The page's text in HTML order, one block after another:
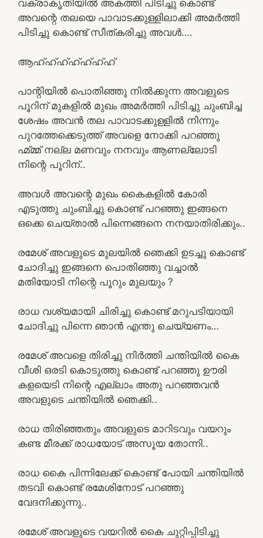
വക്രാകൃതിയിൽ അകത്തി പിടിച്ചു കൊണ്ട്
അവന്റെ തലയെ പാവാടക്കുള്ളിലാക്കി അമർത്തി
പിടിച്ചു കൊണ്ട് സീത്കരിച്ചു അവൾ….
ആഹ്ഹ്ഹ്ഹ്ഹ്ഹ്ഹ്
പാന്റിയിൽ പൊതിഞ്ഞു നിൽക്കുന്ന അവളുടെ
പൂറിന് മുകളിൽ മുഖം അമർത്തി പിടിച്ചു ചുംബിച്ച
ശേഷം അവൻ തല പാവാടക്കുള്ളിൽ നിന്നും
പുറത്തേക്കെടുത്ത് അവളെ നോക്കി പറഞ്ഞു
ഹ്മ്മ്മ് നല്ല മണവും നനവും ആണല്ലോടി
നിന്റെ പൂറിന്..
അവൾ അവന്റെ മുഖം കൈകളിൽ കോരി
എടുത്തു ചുംബിച്ചു കൊണ്ട് പറഞ്ഞു ഇങ്ങനെ
ഒക്കെ ചെയ്താൽ പിന്നെങ്ങനെ നനയാതിരിക്കും..
രമേശ് അവളുടെ മുലയിൽ ഞെക്കി ഉടച്ചു കൊണ്ട്
ചോദിച്ചു ഇങ്ങനെ പൊതിഞ്ഞു വച്ചാൽ
മതിയോടി നിന്റെ പൂറും മുലയും ?
രാധ വശ്യമായി ചിരിച്ചു കൊണ്ട് മറുപടിയായി
ചോദിച്ചു പിന്നെ ഞാൻ എന്തു ചെയ്യണം…
രമേശ് അവളെ തിരിച്ചു നിർത്തി ചന്തിയിൽ കൈ
വീശി ഒരടി കൊടുത്തു കൊണ്ട് പറഞ്ഞു ഊരി
കളയെടി നിന്റെ എല്ലാം അതു പറഞ്ഞവൻ
അവളുടെ ചന്തിയിൽ ഞെക്കി..
രാധ തിരിഞ്ഞതും അവളുടെ മാറിടവും വയറും
കണ്ട മീരക്ക് രാധയോട് അസൂയ തോന്നി..
രാധ കൈ പിന്നിലേക്ക് കൊണ്ട് പോയി ചന്തിയിൽ
തടവി കൊണ്ട് രമേശിനോട് പറഞ്ഞു
വേദനിക്കുന്നു..
രമേശ് അവളുടെ വയറിൽ കൈ ചുറ്റിപ്പിടിച്ചു